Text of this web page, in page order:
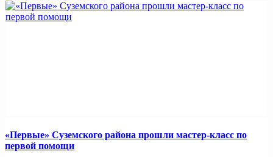
«Первые» Суземского района прошли мастер-класс по
первой помощи